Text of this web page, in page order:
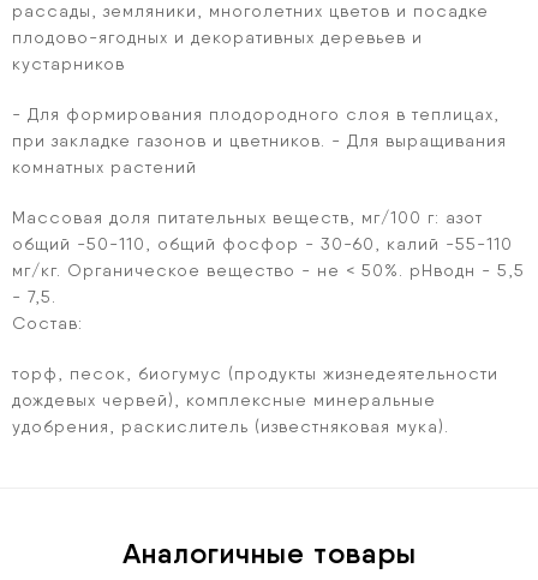
рассады, земляники, многолетних цветов и посадке
плодово-ягодных и декоративных деревьев и
кустарников
- Для формирования плодородного слоя в теплицах,
при закладке газонов и цветников. - Для выращивания
комнатных растений
Массовая доля питательных веществ, мг/100 г: азот
общий -50-110, общий фосфор - 30-60, калий -55-110
мг/кг. Органическое вещество - не < 50%. рНводн - 5,5
- 7,5.
Состав:
торф, песок, биогумус (продукты жизнедеятельности
дождевых червей), комплексные минеральные
удобрения, раскислитель (известняковая мука).
Аналогичные товары